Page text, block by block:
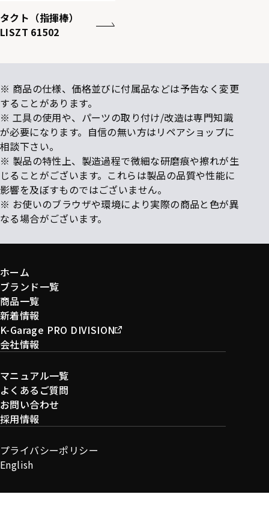
タクト（指揮棒）
LISZT 61502
※ 商品の仕様、価格並びに付属品などは予告なく変更
することがあります。
※ 工具の使用や、パーツの取り付け/改造は専門知識
が必要になります。自信の無い方はリペアショップに
相談下さい。
※ 製品の特性上、製造過程で微細な研磨痕や擦れが生
じることがございます。これらは製品の品質や性能に
影響を及ぼすものではございません。
※ お使いのブラウザや環境により実際の商品と色が異
なる場合がございます。
ホーム
ブランド一覧
商品一覧
新着情報
K-Garage PRO DIVISION
会社情報
マニュアル一覧
よくあるご質問
お問い合わせ
採用情報
プライバシーポリシー
English